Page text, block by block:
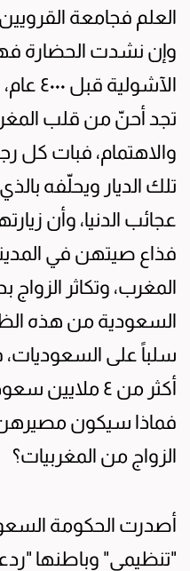
العلم فجامعة
وإن نشدت الحضارة
تجد أحنّ من قلب
والاهتمام، فبات كل
تلك الديار ويحلّفه
عجائب الدنيا، وأن
فذاع صيتهن في
المغرب، وتكاثر
السعودية من هذه
سلباً على
أكثر من ٤
فماذا سيكون
الزواج من المغربيات؟
أصدرت الحكومة
"تنظيمي" وباطنها